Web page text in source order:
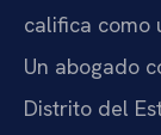
califica como
Un abogado
Distrito del